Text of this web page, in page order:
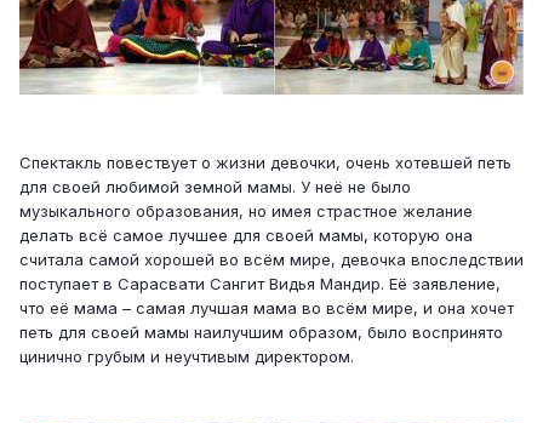
Спектакль повествует о жизни девочки, очень хотевшей петь
для своей любимой земной мамы. У неё не было
музыкального образования, но имея страстное желание
делать всё самое лучшее для своей мамы, которую она
считала самой хорошей во всём мире, девочка впоследствии
поступает в Сарасвати Сангит Видья Мандир. Её заявление,
что её мама – самая лучшая мама во всём мире, и она хочет
петь для своей мамы наилучшим образом, было воспринято
цинично грубым и неучтивым директором.